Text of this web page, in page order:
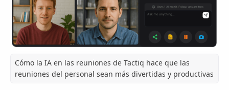
Cómo la IA en las reuniones de Tactiq hace que las
reuniones del personal sean más divertidas y productivas